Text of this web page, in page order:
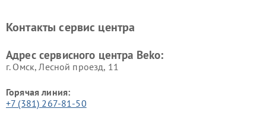
Ремонт холодильников Beko Ремонт морозильных камер
Контакты сервис центра
Адрес сервисного центра Beko:
г. Омск, ​Лесной проезд, 11
Горячая линия:
+7 (381) 267-81-50